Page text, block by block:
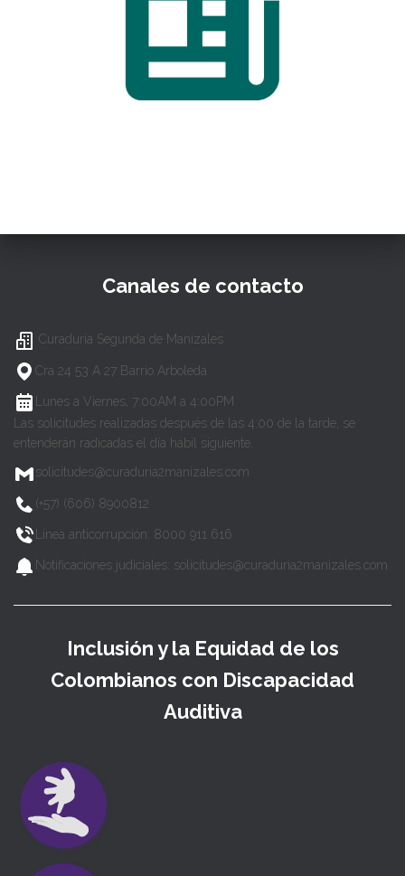
Canales de contacto
Curaduría Segunda de Manizales
Cra 24 53 A 27 Barrio Arboleda
Lunes a Viernes, 7:00AM a 4:00PM
Las solicitudes realizadas después de las 4:00 de la tarde, se
entenderán radicadas el día hábil siguiente.
solicitudes@curaduria2manizales.com
(+57) (606) 8900812
Línea anticorrupción: 8000 911 616
Notificaciones judiciales: solicitudes@curaduria2manizales.com
Inclusión y la Equidad de los
Colombianos con Discapacidad
Auditiva